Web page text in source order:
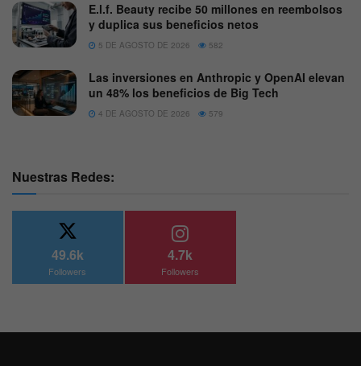
E.l.f. Beauty recibe 50 millones en reembolsos
y duplica sus beneficios netos
5 DE AGOSTO DE 2026 582
Las inversiones en Anthropic y OpenAI elevan
un 48% los beneficios de Big Tech
4 DE AGOSTO DE 2026 579
Nuestras Redes:
49.6k
Followers
4.7k
Followers